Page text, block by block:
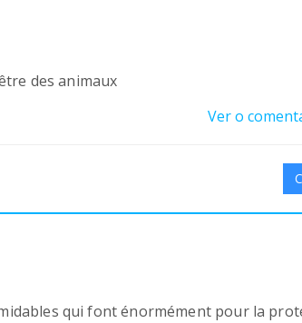
des animaux
Ver o
qui font énormément pour la